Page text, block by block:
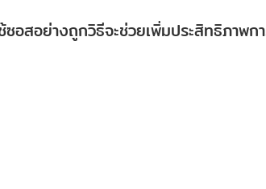
สอย่างถูกวิธีจะช่วยเพิ่มประสิทธิภาพก